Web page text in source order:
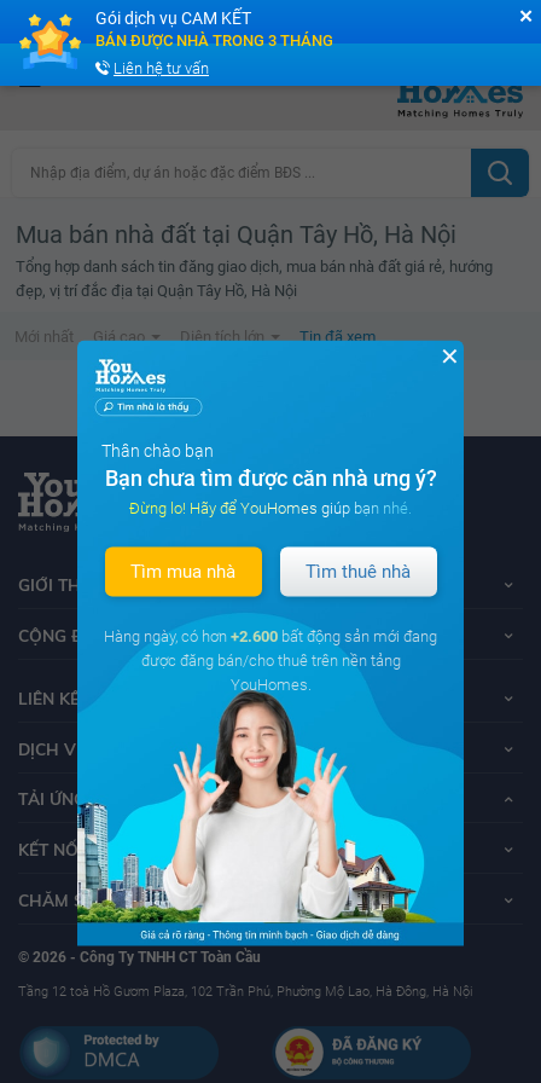
Cộng đồng Môi giới bPRO
Nhập địa điểm, dự án hoặc đặc điểm BĐS ...
Mua bán nhà đất tại Quận Tây Hồ, Hà Nội
Tổng hợp danh sách tin đăng giao dịch, mua bán nhà đất giá rẻ, hướng
đẹp, vị trí đắc địa tại Quận Tây Hồ, Hà Nội
Mới nhất Giá cao Diện tích lớn Tin đã xem
Danh sách tin đã xem trống
GIỚI THIỆU VỀ YOUHOMES
CỘNG ĐỒNG YOUHOMERS
LIÊN KẾT
DỊCH VỤ KHÁCH HÀNG
TẢI ỨNG DỤNG YOUHOMES
KẾT NỐI VỚI YOUHOMES
CHĂM SÓC KHÁCH HÀNG
© 2026 - Công Ty TNHH CT Toàn Cầu
Tầng 12 toà Hồ Gươm Plaza, 102 Trần Phú, Phường Mộ Lao, Hà Đông, Hà Nội
✕
Thân chào bạn
Bạn chưa tìm được căn nhà ưng ý?
Đừng lo! Hãy để YouHomes giúp bạn nhé.
Tìm mua nhà Tìm thuê nhà
Hàng ngày, có hơn +2.600 bất động sản mới đang
được đăng bán/cho thuê trên nền tảng
YouHomes.
✕
Gói dịch vụ CAM KẾT
BÁN ĐƯỢC NHÀ TRONG 3 THÁNG
Liên hệ tư vấn